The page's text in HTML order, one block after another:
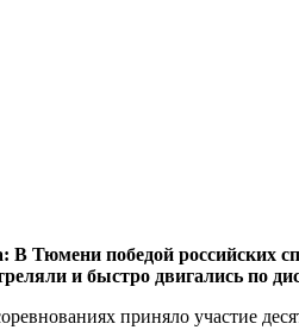
В Тюмени победой российских
и быстро двигались по
приняло участие